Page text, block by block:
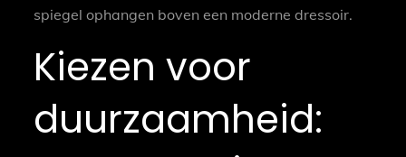
spiegel ophangen boven een moderne dressoir.
Kiezen voor
duurzaamheid: